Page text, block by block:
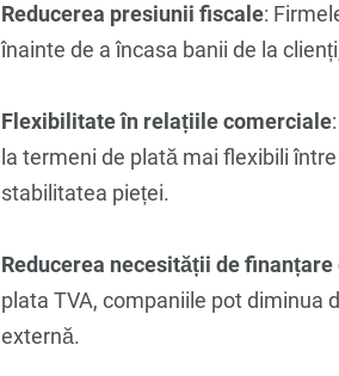
Reducerea presiunii fiscale:
înainte de a încasa banii de la
Flexibilitate în relațiile comerciale
la termeni de plată mai flexibili
stabilitatea pieței.
Reducerea necesității de finanțare
plata TVA, companiile pot diminua
externă.